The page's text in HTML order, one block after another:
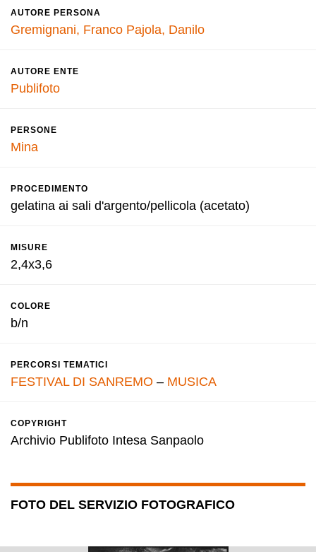
AUTORE PERSONA
Gremignani, Franco Pajola, Danilo
AUTORE ENTE
Publifoto
PERSONE
Mina
PROCEDIMENTO
gelatina ai sali d'argento/pellicola (acetato)
MISURE
2,4x3,6
COLORE
b/n
PERCORSI TEMATICI
FESTIVAL DI SANREMO – MUSICA
COPYRIGHT
Archivio Publifoto Intesa Sanpaolo
FOTO DEL SERVIZIO FOTOGRAFICO